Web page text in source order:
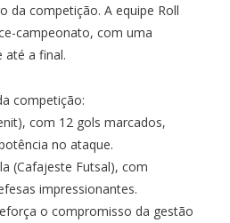
da competição. A equipe Roll
campeonato, com uma
até a final.
competição:
com 12 gols marcados,
no ataque.
(Cafajeste Futsal), com
impressionantes.
o compromisso da gestão